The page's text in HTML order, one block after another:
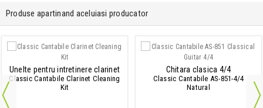
Produse apartinand aceluiasi producator
Unelte pentru intretinere clarinet
Classic Cantabile Clarinet Cleaning
Kit
Chitara clasica 4/4
Classic Cantabile AS-851-4/4
Natural